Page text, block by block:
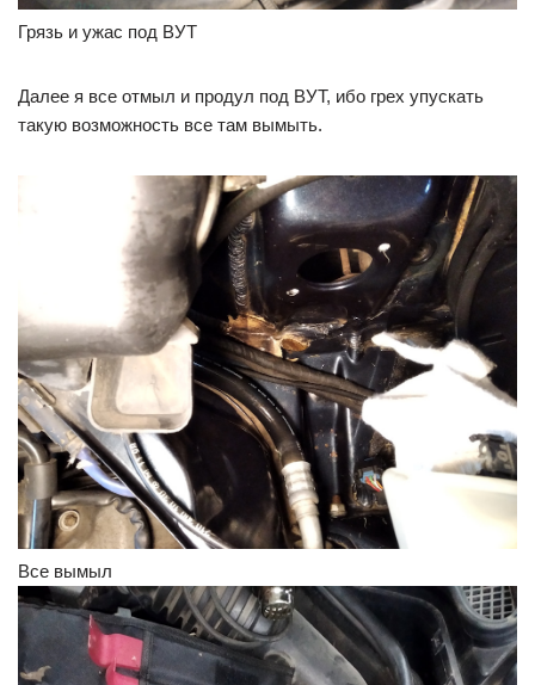
Грязь и ужас под ВУТ
Далее я все отмыл и продул под ВУТ, ибо грех упускать
такую возможность все там вымыть.
Все вымыл